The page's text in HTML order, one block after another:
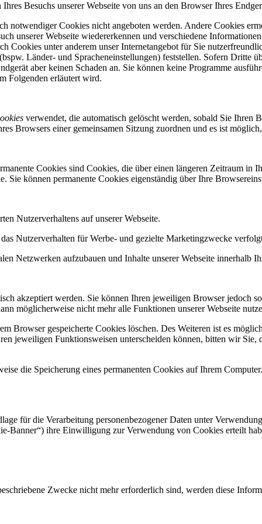
Besuchs unserer Webseite von uns an den Browser Ihres
notwendiger Cookies nicht angeboten werden. Andere Cookies
unserer Webseite wiedererkennen und verschiedene
Cookies unter anderem unser Internetangebot für Sie
Länder- und Spracheneinstellungen) feststellen. Sofern Dritte
aber keinen Schaden an. Sie können keine Programme
Folgenden erläutert wird.
verwendet, die automatisch gelöscht werden, sobald Sie
Browsers einer gemeinsamen Sitzung zuordnen und es ist
Cookies sind Cookies, die über einen längeren Zeitraum
Sie können permanente Cookies eigenständig über Ihre
Nutzerverhaltens auf unserer Webseite.
Nutzerverhalten für Werbe- und gezielte Marketingzwecke
Netzwerken aufzubauen und Inhalte unserer Webseite innerhalb
akzeptiert werden. Sie können Ihren jeweiligen Browser jedoch
möglicherweise nicht mehr alle Funktionen unserer Webseite
Browser gespeicherte Cookies löschen. Des Weiteren ist es
jeweiligen Funktionsweisen unterscheiden können, bitten wir
die Speicherung eines permanenten Cookies auf Ihrem
für die Verarbeitung personenbezogener Daten unter
Banner“) ihre Einwilligung zur Verwendung von Cookies erteilt
Zwecke nicht mehr erforderlich sind, werden diese